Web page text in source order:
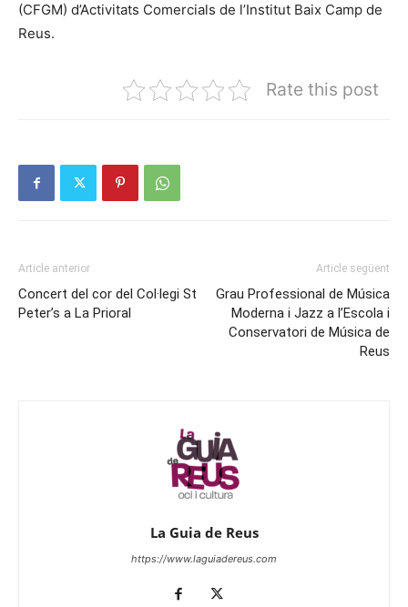
(CFGM) d’Activitats Comercials de l’Institut Baix Camp de
Reus.
Rate this post
Article anterior
Concert del cor del Col·legi St
Peter’s a La Prioral
Article següent
Grau Professional de Música
Moderna i Jazz a l’Escola i
Conservatori de Música de
Reus
La Guia de Reus
https://www.laguiadereus.com